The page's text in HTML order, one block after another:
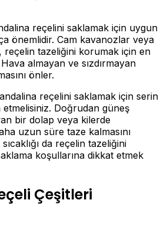
reçelini saklamak için uygun
önemlidir. Cam kavanozlar veya
reçelin tazeliğini korumak için en
almayan ve sızdırmayan
önler.
reçelini saklamak için serin
Doğrudan güneş
bir dolap veya kilerde
uzun süre taze kalmasını
da reçelin tazeliğini
koşullarına dikkat etmek
Çeşitleri